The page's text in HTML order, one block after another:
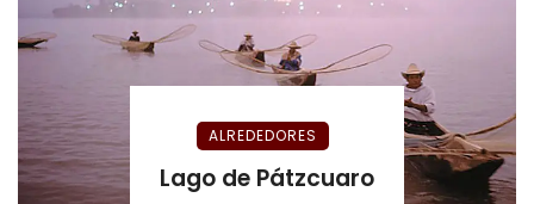
ALREDEDORES
Lago de Pátzcuaro